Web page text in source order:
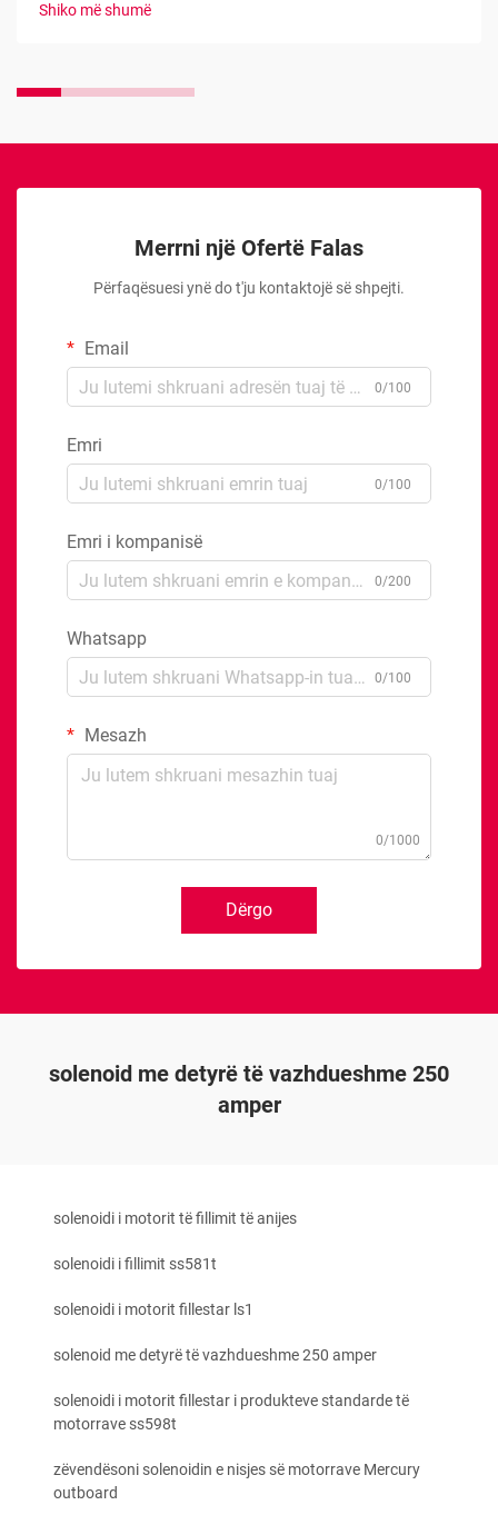
Shiko më shumë
Merrni një Ofertë Falas
Përfaqësuesi ynë do t'ju kontaktojë së shpejti.
Email
0/100
Emri
0/100
Emri i kompanisë
0/200
Whatsapp
0/100
Mesazh
0/1000
Dërgo
solenoid me detyrë të vazhdueshme 250
amper
solenoidi i motorit të fillimit të anijes
solenoidi i fillimit ss581t
solenoidi i motorit fillestar ls1
solenoid me detyrë të vazhdueshme 250 amper
solenoidi i motorit fillestar i produkteve standarde të
motorrave ss598t
zëvendësoni solenoidin e nisjes së motorrave Mercury
outboard